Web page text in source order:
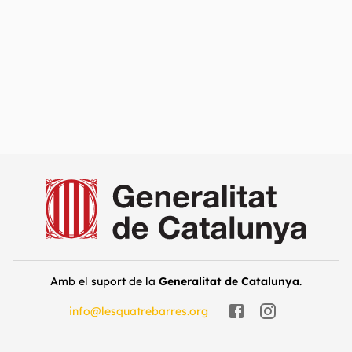
Amb el suport de la Generalitat de Catalunya.
info@lesquatrebarres.org